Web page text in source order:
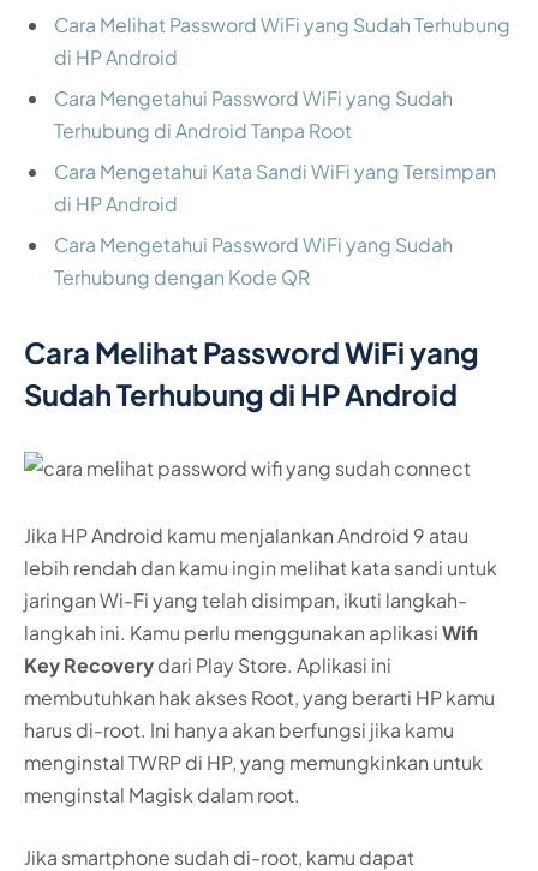
Cara Melihat Password WiFi yang Sudah Terhubung
di HP Android
Cara Mengetahui Password WiFi yang Sudah
Terhubung di Android Tanpa Root
Cara Mengetahui Kata Sandi WiFi yang Tersimpan
di HP Android
Cara Mengetahui Password WiFi yang Sudah
Terhubung dengan Kode QR
Cara Melihat Password WiFi yang
Sudah Terhubung di HP Android
Jika HP Android kamu menjalankan Android 9 atau
lebih rendah dan kamu ingin melihat kata sandi untuk
jaringan Wi-Fi yang telah disimpan, ikuti langkah-
langkah ini. Kamu perlu menggunakan aplikasiWifi
Key Recoverydari Play Store. Aplikasi ini
membutuhkan hak akses Root, yang berarti HP kamu
harus di-root. Ini hanya akan berfungsi jika kamu
menginstal TWRP di HP, yang memungkinkan untuk
menginstal Magisk dalam root.
Jika smartphone sudah di-root, kamu dapat